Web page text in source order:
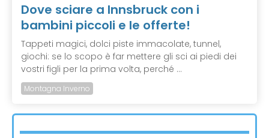
Dove sciare a Innsbruck con i
bambini piccoli e le offerte!
Tappeti magici, dolci piste immacolate, tunnel,
giochi: se lo scopo è far mettere gli sci ai piedi dei
vostri figli per la prima volta, perché ...
Montagna Inverno